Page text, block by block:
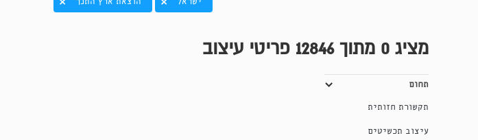
מציג 0 מתוך 12846 פריטי עיצוב
תחום
תקשורת חזותית
עיצוב תכשיטים